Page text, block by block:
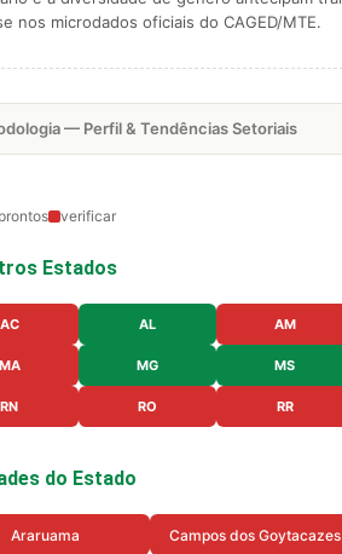
nos microdados oficiais do CAGED/MTE.
— Perfil & Tendências Setoriais
verificar
Estados
AC AL AM
MA MG MS
RN RO RR
do Estado
Araruama Campos dos Goytacazes